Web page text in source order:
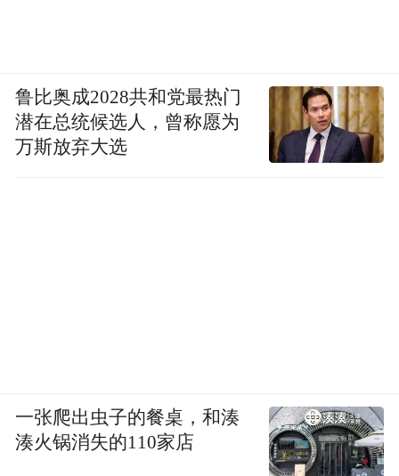
鲁比奥成2028共和党最热门
潜在总统候选人，曾称愿为
万斯放弃大选
一张爬出虫子的餐桌，和湊
湊火锅消失的110家店